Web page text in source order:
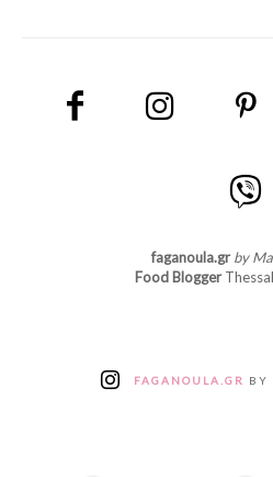
faganoula.gr by
Food Blogger
FAGANOULA.GR BY